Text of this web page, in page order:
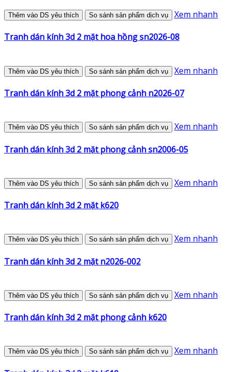
Thêm vào DS yêu thích So sánh sản phẩm dịch vụ Xem nhanh
Tranh dán kính 3d 2 mặt hoa hồng sn2026-08
Thêm vào DS yêu thích So sánh sản phẩm dịch vụ Xem nhanh
Tranh dán kính 3d 2 mặt phong cảnh n2026-07
Thêm vào DS yêu thích So sánh sản phẩm dịch vụ Xem nhanh
Tranh dán kính 3d 2 mặt phong cảnh sn2006-05
Thêm vào DS yêu thích So sánh sản phẩm dịch vụ Xem nhanh
Tranh dán kính 3d 2 mặt k620
Thêm vào DS yêu thích So sánh sản phẩm dịch vụ Xem nhanh
Tranh dán kính 3d 2 mặt n2026-002
Thêm vào DS yêu thích So sánh sản phẩm dịch vụ Xem nhanh
Tranh dán kính 3d 2 mặt phong cảnh k620
Thêm vào DS yêu thích So sánh sản phẩm dịch vụ Xem nhanh